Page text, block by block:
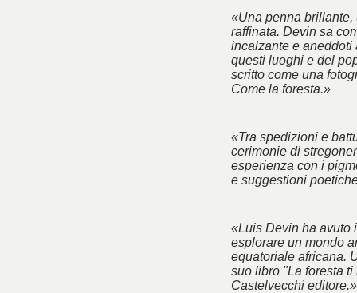
«Una penna brillante,
raffinata. Devin sa
incalzante e aneddoti
questi luoghi e del
scritto come una
Come la foresta.»
«Tra spedizioni e
cerimonie di
esperienza con i
e suggestioni
«Luis Devin ha avuto
esplorare un mondo
equatoriale africana.
suo libro "La foresta
Castelvecchi editore.»